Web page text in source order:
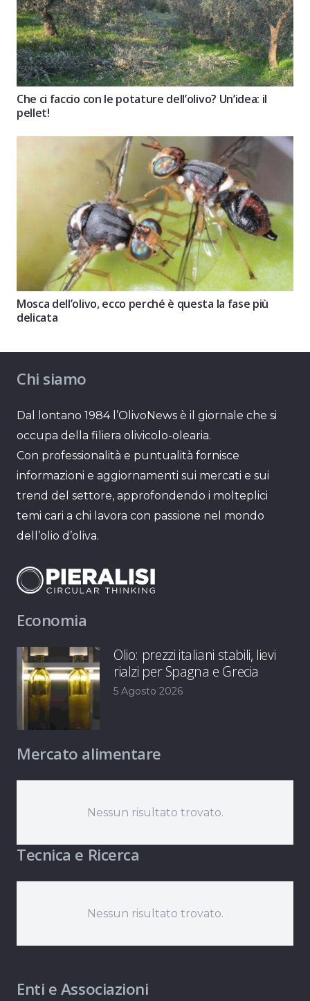
Che ci faccio con le potature dell’olivo? Un’idea: il
pellet!
Mosca dell’olivo, ecco perché è questa la fase più
delicata
Chi siamo
Dal lontano 1984 l’OlivoNews è il giornale che si
occupa della filiera olivicolo-olearia.
Con professionalità e puntualità fornisce
informazioni e aggiornamenti sui mercati e sui
trend del settore, approfondendo i molteplici
temi cari a chi lavora con passione nel mondo
dell’olio d’oliva.
Economia
Olio: prezzi italiani stabili, lievi
rialzi per Spagna e Grecia
5 Agosto 2026
Mercato alimentare
Nessun risultato trovato.
Tecnica e Ricerca
Nessun risultato trovato.
Enti e Associazioni